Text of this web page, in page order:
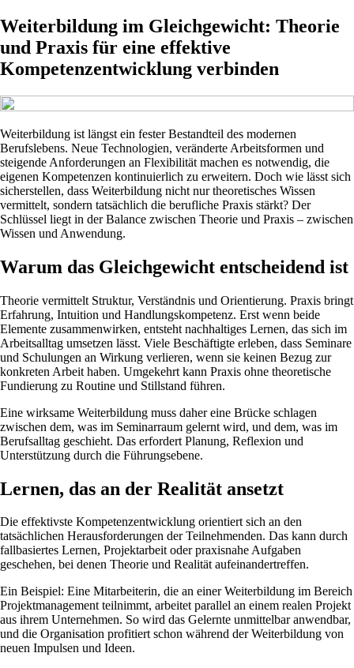
Weiterbildung im Gleichgewicht: Theorie
und Praxis für eine effektive
Kompetenzentwicklung verbinden
Weiterbildung ist längst ein fester Bestandteil des modernen
Berufslebens. Neue Technologien, veränderte Arbeitsformen und
steigende Anforderungen an Flexibilität machen es notwendig, die
eigenen Kompetenzen kontinuierlich zu erweitern. Doch wie lässt sich
sicherstellen, dass Weiterbildung nicht nur theoretisches Wissen
vermittelt, sondern tatsächlich die berufliche Praxis stärkt? Der
Schlüssel liegt in der Balance zwischen Theorie und Praxis – zwischen
Wissen und Anwendung.
Warum das Gleichgewicht entscheidend ist
Theorie vermittelt Struktur, Verständnis und Orientierung. Praxis bringt
Erfahrung, Intuition und Handlungskompetenz. Erst wenn beide
Elemente zusammenwirken, entsteht nachhaltiges Lernen, das sich im
Arbeitsalltag umsetzen lässt. Viele Beschäftigte erleben, dass Seminare
und Schulungen an Wirkung verlieren, wenn sie keinen Bezug zur
konkreten Arbeit haben. Umgekehrt kann Praxis ohne theoretische
Fundierung zu Routine und Stillstand führen.
Eine wirksame Weiterbildung muss daher eine Brücke schlagen
zwischen dem, was im Seminarraum gelernt wird, und dem, was im
Berufsalltag geschieht. Das erfordert Planung, Reflexion und
Unterstützung durch die Führungsebene.
Lernen, das an der Realität ansetzt
Die effektivste Kompetenzentwicklung orientiert sich an den
tatsächlichen Herausforderungen der Teilnehmenden. Das kann durch
fallbasiertes Lernen, Projektarbeit oder praxisnahe Aufgaben
geschehen, bei denen Theorie und Realität aufeinandertreffen.
Ein Beispiel: Eine Mitarbeiterin, die an einer Weiterbildung im Bereich
Projektmanagement teilnimmt, arbeitet parallel an einem realen Projekt
aus ihrem Unternehmen. So wird das Gelernte unmittelbar anwendbar,
und die Organisation profitiert schon während der Weiterbildung von
neuen Impulsen und Ideen.